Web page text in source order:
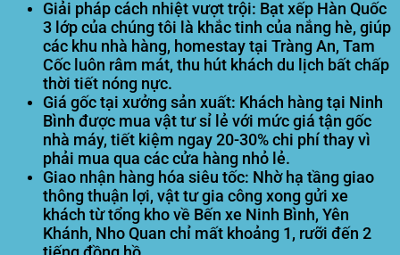
Giải pháp cách nhiệt vượt trội: Bạt xếp Hàn Quốc
3 lớp của chúng tôi là khắc tinh của nắng hè, giúp
các khu nhà hàng, homestay tại Tràng An, Tam
Cốc luôn râm mát, thu hút khách du lịch bất chấp
thời tiết nóng nực.
Giá gốc tại xưởng sản xuất: Khách hàng tại Ninh
Bình được mua vật tư sỉ lẻ với mức giá tận gốc
nhà máy, tiết kiệm ngay 20-30% chi phí thay vì
phải mua qua các cửa hàng nhỏ lẻ.
Giao nhận hàng hóa siêu tốc: Nhờ hạ tầng giao
thông thuận lợi, vật tư gia công xong gửi xe
khách từ tổng kho về Bến xe Ninh Bình, Yên
Khánh, Nho Quan chỉ mất khoảng 1, rưỡi đến 2